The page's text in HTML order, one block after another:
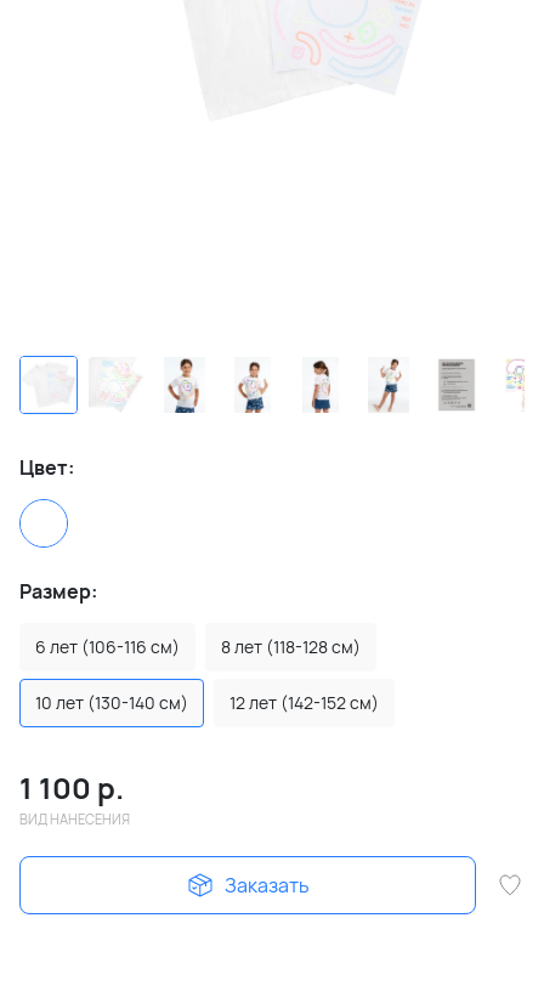
Цвет:
Размер:
6 лет (106-116 см) 8 лет (118-128 см)
10 лет (130-140 см) 12 лет (142-152 см)
1 100 р.
ВИД НАНЕСЕНИЯ
Заказать